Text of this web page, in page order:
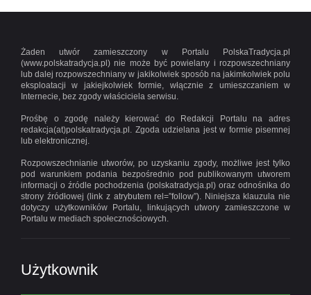
Żaden utwór zamieszczony w Portalu PolskaTradycja.pl
(www.polskatradycja.pl) nie może być powielany i rozpowszechniany
lub dalej rozpowszechniany w jakikolwiek sposób na jakimkolwiek polu
eksploatacji w jakiejkolwiek formie, włącznie z umieszczaniem w
Internecie, bez zgody właściciela serwisu.
Prośbę o zgodę należy kierować do Redakcji Portalu na adres
redakcja(at)polskatradycja.pl. Zgoda udzielana jest w formie pisemnej
lub elektronicznej.
Rozpowszechnianie utworów, po uzyskaniu zgody, możliwe jest tylko
pod warunkiem podania bezpośrednio pod publikowanym utworem
informacji o źródle pochodzenia (polskatradycja.pl) oraz odnośnika do
strony źródłowej (link z atrybutem rel=”follow”). Niniejsza klauzula nie
dotyczy użytkowników Portalu, linkujących utwory zamieszczone w
Portalu w mediach społecznościowych.
Użytkownik